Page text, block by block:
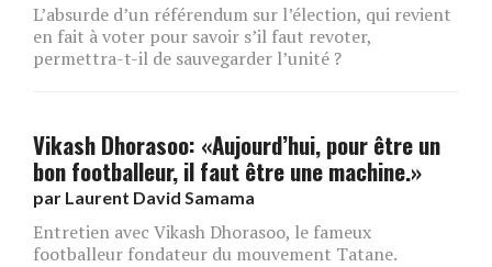
L’absurde d’un référendum sur l’élection, qui revient
en fait à voter pour savoir s’il faut revoter,
permettra-t-il de sauvegarder l’unité ?
Vikash Dhorasoo: «Aujourd’hui, pour être un
bon footballeur, il faut être une machine.»
par Laurent David Samama
Entretien avec Vikash Dhorasoo, le fameux
footballeur fondateur du mouvement Tatane.